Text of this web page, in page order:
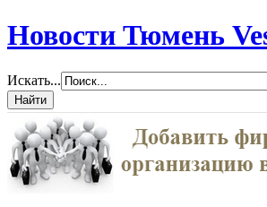
Новости Тюмень
Искать...